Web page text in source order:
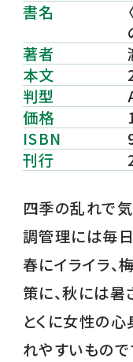
書名
著者
本文
判型
価格
ISBN
刊行
四季の乱れで
調管理には毎
春にイライラ、
策に、秋には
とくに女性の
れやすいもので